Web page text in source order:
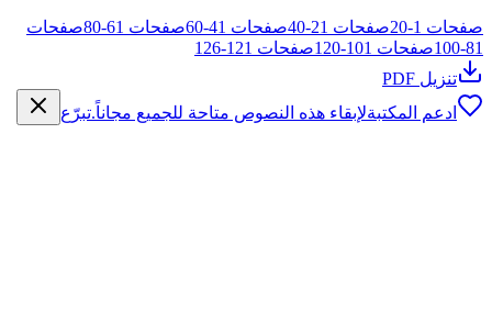
صفحات 1
-
20صفحات 21
-
40صفحات 41
-
60صفحات 61
-
80صفحات
81
-
100صفحات 101
-
120صفحات 121
-
126
تنزيل PDF
ادعم المكتبةلإبقاء هذه النصوص متاحة للجميع مجاناً.تبرّع